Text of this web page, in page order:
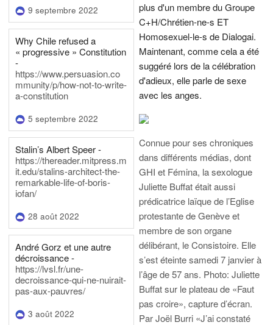
9 septembre 2022
Why Chile refused a
« progressive » Constitution
-
https://www.persuasion.co
mmunity/p/how-not-to-write-
a-constitution
5 septembre 2022
Stalin’s Albert Speer -
https://thereader.mitpress.m
it.edu/stalins-architect-the-
remarkable-life-of-boris-
iofan/
28 août 2022
André Gorz et une autre
décroissance -
https://lvsl.fr/une-
decroissance-qui-ne-nuirait-
pas-aux-pauvres/
3 août 2022
plus d'un membre du Groupe
C+H/Chrétien-ne-s ET
Homosexuel-le-s de Dialogai.
Maintenant, comme cela a été
suggéré lors de la célébration
d'adieux, elle parle de sexe
avec les anges.
Connue pour ses chroniques
dans différents médias, dont
GHI et Fémina, la sexologue
Juliette Buffat était aussi
prédicatrice laïque de l’Eglise
protestante de Genève et
membre de son organe
délibérant, le Consistoire. Elle
s’est éteinte samedi 7 janvier à
l’âge de 57 ans. Photo: Juliette
Buffat sur le plateau de «Faut
pas croire», capture d’écran.
Par Joël Burri «J’ai constaté